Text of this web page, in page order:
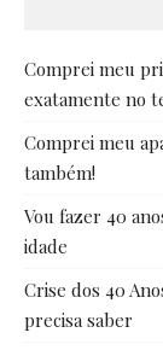
Comprei meu
exatamente no
Comprei meu
também!
Vou fazer 40
idade
Crise dos 40
precisa saber